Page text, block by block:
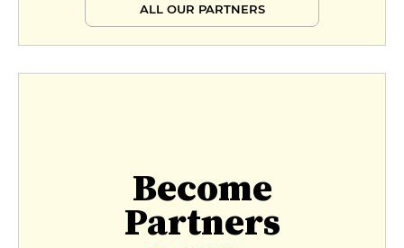
ALL OUR PARTNERS
Become
Partners